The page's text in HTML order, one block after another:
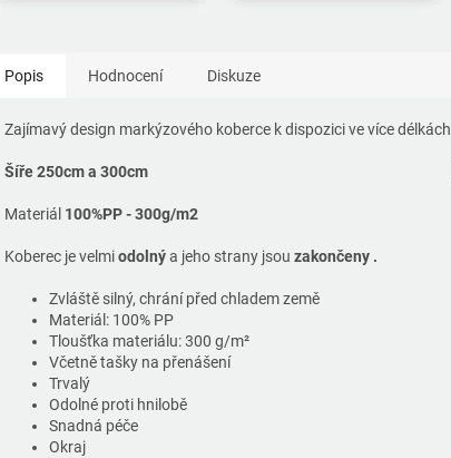
Popis Hodnocení Diskuze
Zajímavý design markýzového koberce k dispozici ve více délkách
Šíře 250cm a 300cm
Materiál 100%PP - 300g/m2
Koberec je velmiodolnýa jeho strany jsou zakončeny .
Zvláště silný, chrání před chladem země
Materiál: 100% PP
Tloušťka materiálu: 300 g/m²
Včetně tašky na přenášení
Trvalý
Odolné proti hnilobě
Snadná péče
Okraj